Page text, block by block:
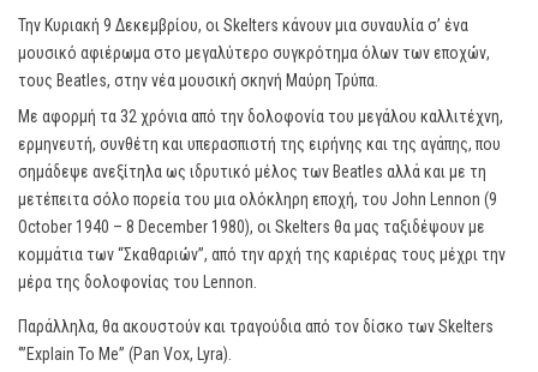
Την Κυριακή 9 Δεκεμβρίου, οι Skelters κάνουν μια συναυλία σ’ ένα
μουσικό αφιέρωμα στο μεγαλύτερο συγκρότημα όλων των εποχών,
τους Beatles, στην νέα μουσική σκηνή Μαύρη Τρύπα.
Με αφορμή τα 32 χρόνια από την δολοφονία του μεγάλου καλλιτέχνη,
ερμηνευτή, συνθέτη και υπερασπιστή της ειρήνης και της αγάπης, που
σημάδεψε ανεξίτηλα ως ιδρυτικό μέλος των Beatles αλλά και με τη
μετέπειτα σόλο πορεία του μια ολόκληρη εποχή, του John Lennon (9
October 1940 – 8 December 1980), οι Skelters θα μας ταξιδέψουν με
κομμάτια των “Σκαθαριών”, από την αρχή της καριέρας τους μέχρι την
μέρα της δολοφονίας του Lennon.
Παράλληλα, θα ακουστούν και τραγούδια από τον δίσκο των Skelters
‘”Explain To Me” (Pan Vox, Lyra).